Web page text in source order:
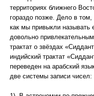
территориях ближнего
гораздо позже. Дело в
как мы привыкли называть
довольно
трактат о звёздах
индийский трактат
переведен на арабский
две системы записи чисел: